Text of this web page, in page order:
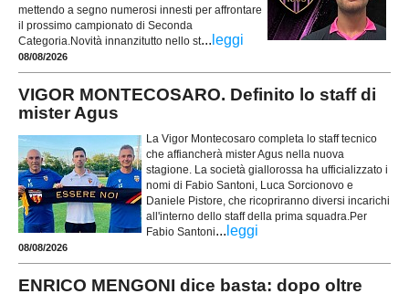
mettendo a segno numerosi innesti per affrontare
il prossimo campionato di Seconda
Categoria.Novità innanzitutto nello st... leggi
08/08/2026
VIGOR MONTECOSARO. Definito lo staff di
mister Agus
La Vigor Montecosaro completa lo staff tecnico
che affiancherà mister Agus nella nuova
stagione. La società giallorossa ha ufficializzato i
nomi di Fabio Santoni, Luca Sorcionovo e
Daniele Pistore, che ricopriranno diversi incarichi
all'interno dello staff della prima squadra.Per
Fabio Santoni... leggi
08/08/2026
ENRICO MENGONI dice basta: dopo oltre